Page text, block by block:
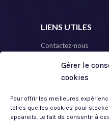
Gérer le
cookies
Pour offrir les meilleures
telles que les cookies pour
appareils. Le fait de consentir à
LIENS UTILES
Contactez-nous
Plan de Site
Mentions Légales